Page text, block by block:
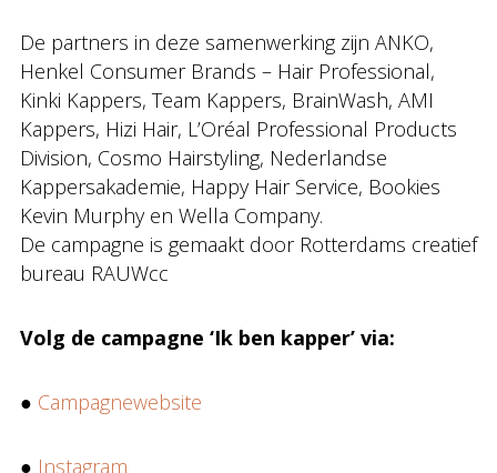
De partners in deze samenwerking zijn ANKO,
Henkel Consumer Brands – Hair Professional,
Kinki Kappers, Team Kappers, BrainWash, AMI
Kappers, Hizi Hair, L’Oréal Professional Products
Division, Cosmo Hairstyling, Nederlandse
Kappersakademie, Happy Hair Service, Bookies
Kevin Murphy en Wella Company.
De campagne is gemaakt door Rotterdams creatief
bureau RAUWcc
Volg de campagne ‘Ik ben kapper’ via:
● Campagnewebsite
● Instagram